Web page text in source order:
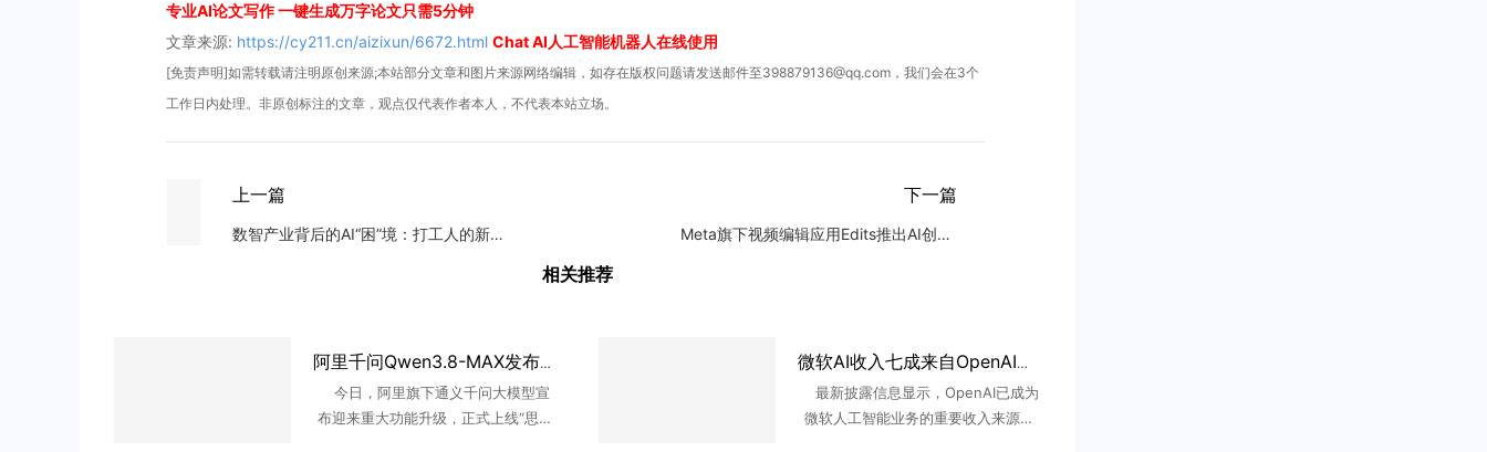
专业AI论文写作 一键生成万字论文只需5分钟
文章来源: https://cy211.cn/aizixun/6672.html Chat AI人工智能机器人在线使用
[免责声明]如需转载请注明原创来源;本站部分文章和图片来源网络编辑，如存在版权问题请发送邮件至398879136@qq.com，我们会在3个
工作日内处理。非原创标注的文章，观点仅代表作者本人，不代表本站立场。
上一篇
数智产业背后的AI“困”境：打工人的新挑战
下一篇
Meta旗下视频编辑应用Edits推出AI创作助手与桌面版
相关推荐
阿里千问Qwen3.8-MAX发布，打造真办公助理
今日，阿里旗下通义千问大模型宣
布迎来重大功能升级，正式上线“思考
微软AI收入七成来自OpenAI，财年贡献241亿美元
最新披露信息显示，OpenAI已成为
微软人工智能业务的重要收入来源。